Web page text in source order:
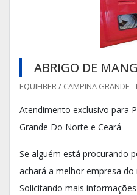
ABRIGO DE
EQUIFIBER / CAMPINA GRANDE -
Atendimento exclusivo para
Grande Do Norte e Ceará
Se alguém está procurando
achará a melhor empresa do
Solicitando mais